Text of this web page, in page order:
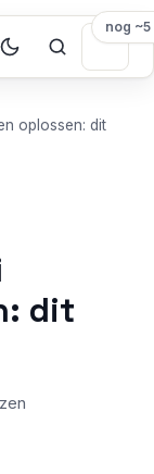
oplossen: dit
dit
nog ~5